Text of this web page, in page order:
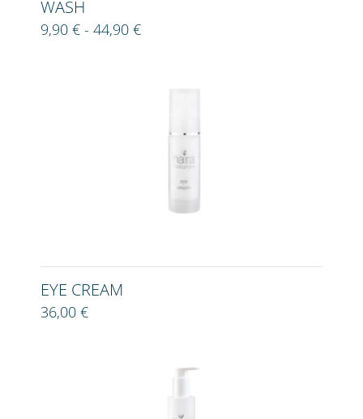
WASH
9,90 € - 44,90 €
EYE CREAM
36,00 €